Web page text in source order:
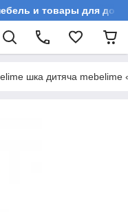
и товары для
шка дитяча